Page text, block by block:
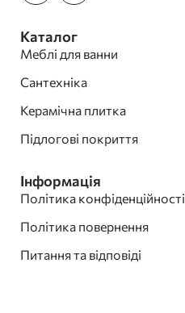
Каталог
Меблі для ванни
Сантехніка
Керамічна плитка
Підлогові покриття
Інформація
Політика конфіденційності
Політика повернення
Питання та відповіді